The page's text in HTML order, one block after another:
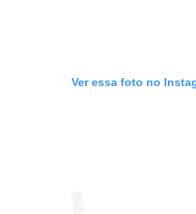
Ver essa foto no